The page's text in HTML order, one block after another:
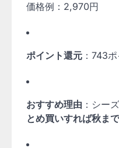
価格例：2,970円
ポイント還元 ：743
おすすめ理由 ：シー
とめ買いすれば秋ま